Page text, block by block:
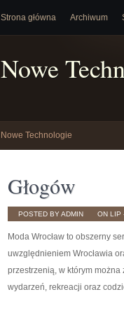
Strona główna Archiwum
Nowe
Nowe Technologie
Głogów
POSTED BY ADMIN ON LIP
Moda Wrocław to obszerny
uwzględnieniem Wrocławia
przestrzenią, w którym
wydarzeń, rekreacji oraz